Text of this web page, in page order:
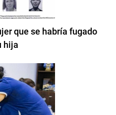
que se habría fugado
hija